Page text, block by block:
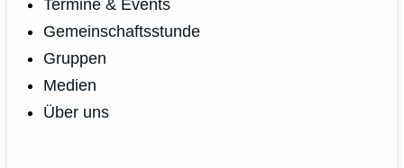
Termine & Events
Gemeinschaftsstunde
Gruppen
Medien
Über uns